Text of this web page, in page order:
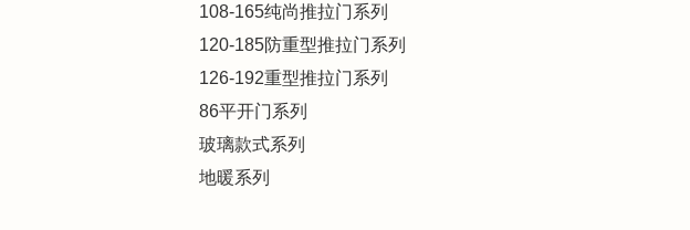
108-165纯尚推拉门系列
120-185防重型推拉门系列
126-192重型推拉门系列
86平开门系列
玻璃款式系列
地暖系列